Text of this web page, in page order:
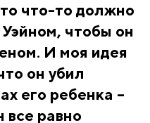
что-то должно
чтобы он
И моя идея
он убил
его ребенка –
все равно